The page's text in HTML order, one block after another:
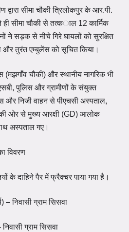
द्वारा सीमा चौकी त्रिलोकपुर के आर.पी.
ही सीमा चौकी से तत्काल 12 कार्मिक
ने सड़क से नीचे गिरे घायलों को सुरक्षित
तुरंत एम्बुलेंस को सूचित किया।
(मझगाँव चौकी) और स्थानीय नागरिक भी
पुलिस और ग्रामीणों के संयुक्त
और निजी वाहन से पीएचसी अस्पताल,
ओर से मुख्य आरक्षी (GD) आलोक
अस्पताल गए।
विवरण
के दाहिने पैर में फ्रैक्चर पाया गया है।
– निवासी ग्राम सिसवा
निवासी ग्राम सिसवा